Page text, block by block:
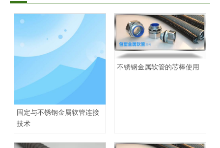
固定与不锈钢金属软管连接
技术
不锈钢金属软管的芯棒使用